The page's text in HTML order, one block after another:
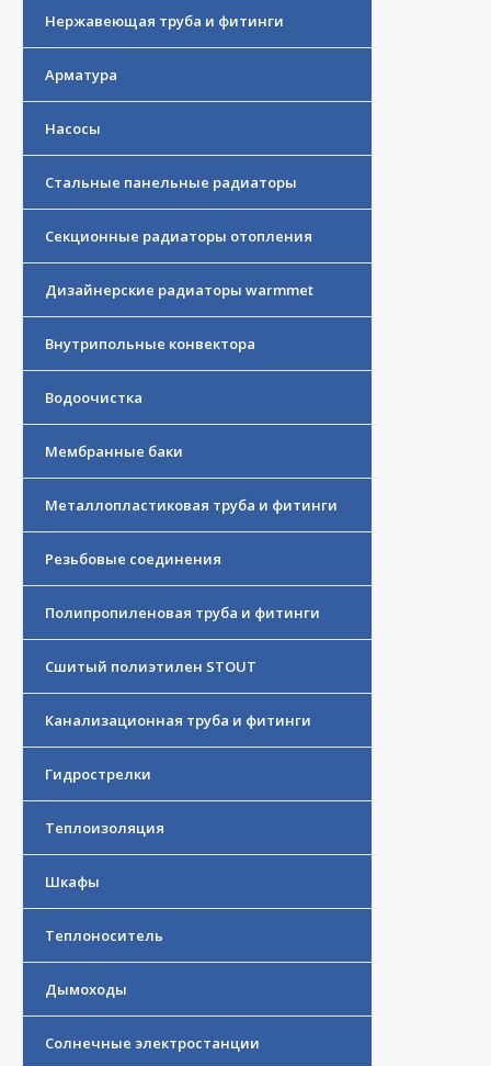
Нержавеющая труба и фитинги
Арматура
Насосы
Стальные панельные радиаторы
Секционные радиаторы отопления
Дизайнерские радиаторы warmmet
Внутрипольные конвектора
Водоочистка
Мембранные баки
Металлопластиковая труба и фитинги
Резьбовые соединения
Полипропиленовая труба и фитинги
Сшитый полиэтилен STOUT
Канализационная труба и фитинги
Гидрострелки
Теплоизоляция
Шкафы
Теплоноситель
Дымоходы
Солнечные электростанции